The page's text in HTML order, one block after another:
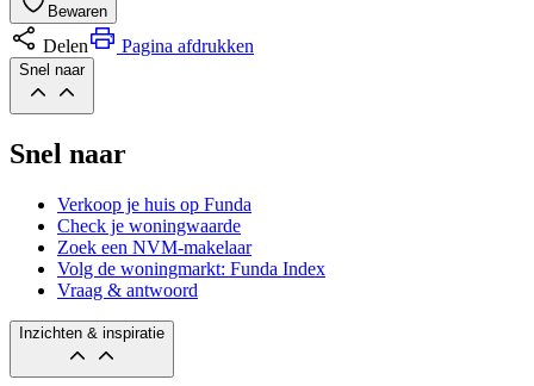
Bewaren
Delen Pagina afdrukken
Snel naar
Snel naar
Verkoop je huis op Funda
Check je woningwaarde
Zoek een NVM-makelaar
Volg de woningmarkt: Funda Index
Vraag & antwoord
Inzichten & inspiratie